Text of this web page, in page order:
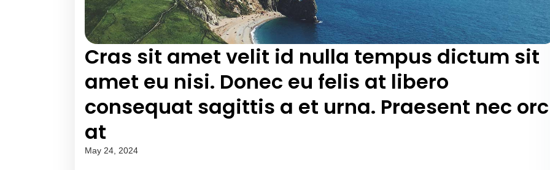
Cras sit amet velit id nulla tempus dictum sit
amet eu nisi. Donec eu felis at libero
consequat sagittis a et urna. Praesent nec
at
May 24, 2024